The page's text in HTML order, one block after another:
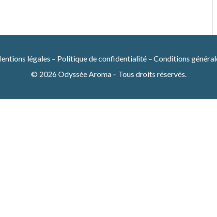
légales – Politique de confidentialité – Conditions
© 2026 Odyssée Aroma – Tous droits réservés.